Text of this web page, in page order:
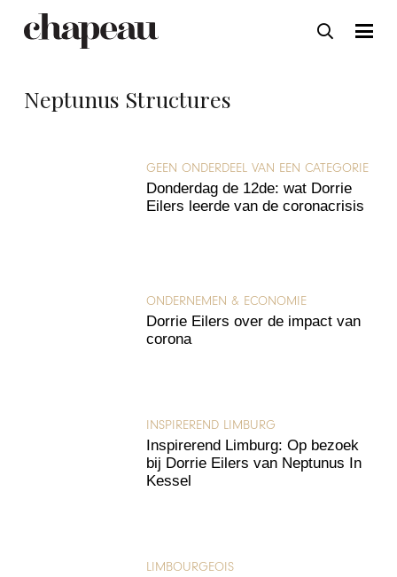
Neptunus Structures
GEEN ONDERDEEL VAN EEN CATEGORIE
Donderdag de 12de: wat Dorrie
Eilers leerde van de coronacrisis
ONDERNEMEN & ECONOMIE
Dorrie Eilers over de impact van
corona
INSPIREREND LIMBURG
Inspirerend Limburg: Op bezoek
bij Dorrie Eilers van Neptunus In
Kessel
LIMBOURGEOIS